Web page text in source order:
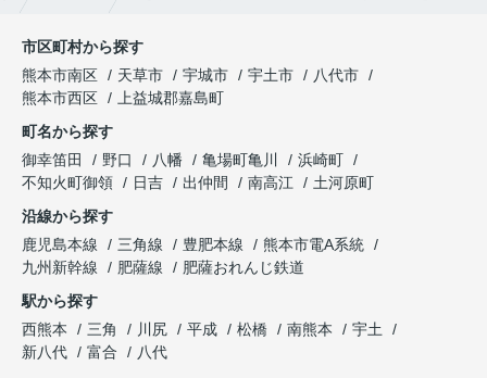
市区町村から探す
熊本市南区
天草市 宇城市 宇土市
八代市
熊本市西区
上益城郡嘉島町
町名から探す
御幸笛田
野口 八幡 亀場町亀川
浜崎町
不知火町御領
日吉 出仲間 南高江
土河原町
沿線から探す
鹿児島本線
三角線 豊肥本線
熊本市電A系統
九州新幹線
肥薩線
肥薩おれんじ鉄道
駅から探す
西熊本
三角 川尻 平成 松橋 南熊本
宇土
新八代
富合 八代